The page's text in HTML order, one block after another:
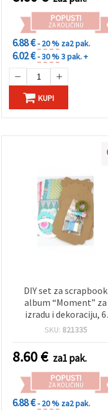
POPUSTI
ZA KOLIČINU
6.88 €- 20 % za2 pak.
6.02 €- 30 %3 pak. +
KUPI
DIY set za scrapbook
album “Moment” za
izradu i dekoraciju, 6
stranica
SKU: 821335
8.60€ za1 pak.
POPUSTI
ZA KOLIČINU
6.88 €- 20 % za2 pak.